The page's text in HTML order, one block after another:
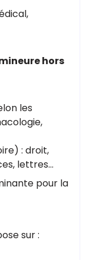
hors
les
: droit,
lettres…
pour la
sur :